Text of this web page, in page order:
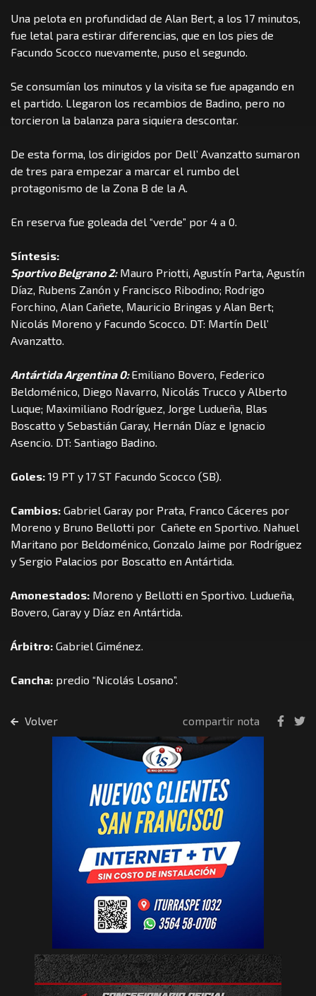
Una pelota en profundidad de Alan Bert, a los 17 minutos,
fue letal para estirar diferencias, que en los pies de
Facundo Scocco nuevamente, puso el segundo.
Se consumían los minutos y la visita se fue apagando en
el partido. Llegaron los recambios de Badino, pero no
torcieron la balanza para siquiera descontar.
De esta forma, los dirigidos por Dell’ Avanzatto sumaron
de tres para empezar a marcar el rumbo del
protagonismo de la Zona B de la A.
En reserva fue goleada del “verde” por 4 a 0.
Síntesis:
Sportivo Belgrano 2:Mauro Priotti, Agustín Parta, Agustín
Díaz, Rubens Zanón y Francisco Ribodino; Rodrigo
Forchino, Alan Cañete, Mauricio Bringas y Alan Bert;
Nicolás Moreno y Facundo Scocco. DT: Martín Dell’
Avanzatto.
Antártida Argentina 0: Emiliano Bovero, Federico
Beldoménico, Diego Navarro, Nicolás Trucco y Alberto
Luque; Maximiliano Rodríguez, Jorge Ludueña, Blas
Boscatto y Sebastián Garay, Hernán Díaz e Ignacio
Asencio. DT: Santiago Badino.
Goles: 19 PT y 17 ST Facundo Scocco (SB).
Cambios: Gabriel Garay por Prata, Franco Cáceres por
Moreno y Bruno Bellotti por Cañete en Sportivo. Nahuel
Maritano por Beldoménico, Gonzalo Jaime por Rodríguez
y Sergio Palacios por Boscatto en Antártida.
Amonestados: Moreno y Bellotti en Sportivo. Ludueña,
Bovero, Garay y Díaz en Antártida.
Árbitro: Gabriel Giménez.
Cancha: predio “Nicolás Losano”.
Volver compartir nota